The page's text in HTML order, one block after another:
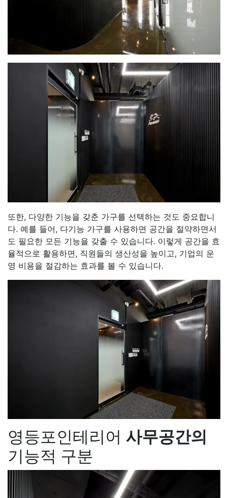
또한, 다양한 기능을 갖춘 가구를 선택하는 것도 중요합니
다. 예를 들어, 다기능 가구를 사용하면 공간을 절약하면서
도 필요한 모든 기능을 갖출 수 있습니다. 이렇게 공간을 효
율적으로 활용하면, 직원들의 생산성을 높이고, 기업의 운
영 비용을 절감하는 효과를 볼 수 있습니다.
영등포인테리어 사무공간의
기능적 구분